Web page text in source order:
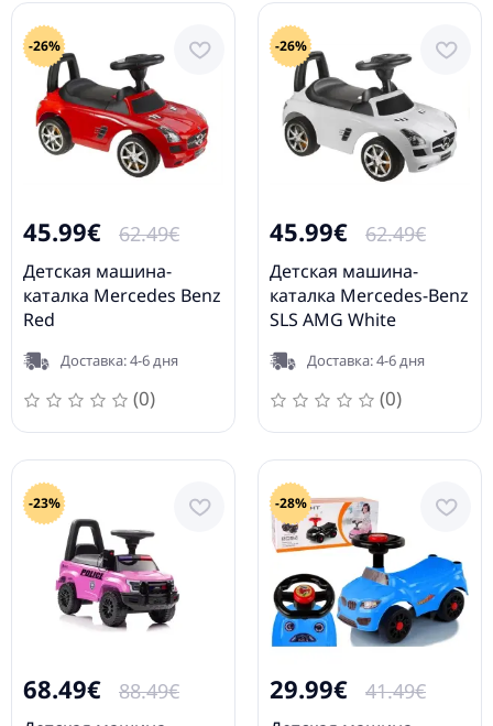
-26%
45.99€ 62.49€
Детская машина-
каталка Mercedes Benz
Red
Доставка: 4-6 дня
(0)
-26%
45.99€ 62.49€
Детская машина-
каталка Mercedes-Benz
SLS AMG White
Доставка: 4-6 дня
(0)
-23%
68.49€ 88.49€
-28%
29.99€ 41.49€